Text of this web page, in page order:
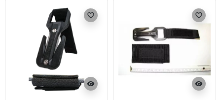
visibility
favorite_border
visibility
favorite_border